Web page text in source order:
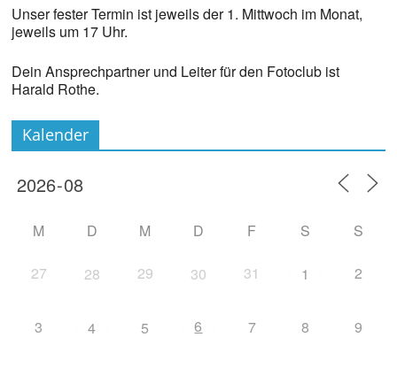
Unser fester Termin ist jeweils der 1. Mittwoch im Monat,
jeweils um 17 Uhr.
Dein Ansprechpartner und Leiter für den Fotoclub ist
Harald Rothe.
Kalender
M D M D F S S
27 28 29 30 31 1 2
3 4 5 6 7 8 9